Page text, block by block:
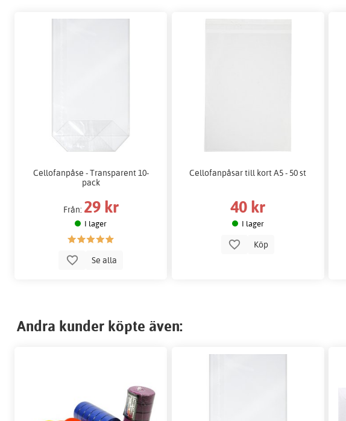
Cellofanpåse - Transparent 10-
pack
Från: 29 kr
I lager
Se alla
Cellofanpåsar till kort A5 - 50 st
40 kr
I lager
Köp
Andra kunder köpte även: